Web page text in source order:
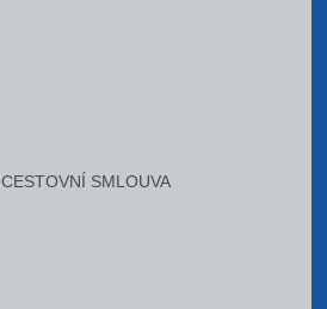
CESTOVNÍ SMLOUVA